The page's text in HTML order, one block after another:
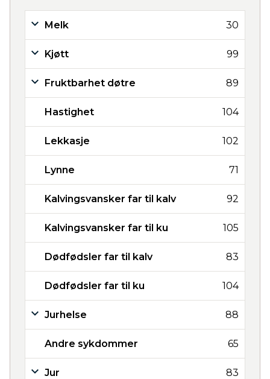
Melk 30
Kjøtt 99
Fruktbarhet døtre 89
Hastighet 104
Lekkasje 102
Lynne 71
Kalvingsvansker far til kalv 92
Kalvingsvansker far til ku 105
Dødfødsler far til kalv 83
Dødfødsler far til ku 104
Jurhelse 88
Andre sykdommer 65
Jur 83